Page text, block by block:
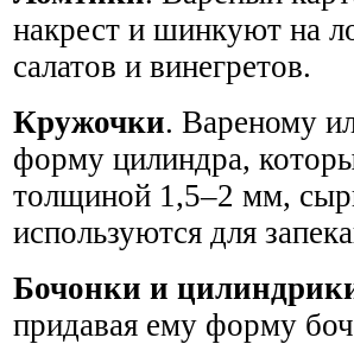
накрест и шинкуют на
салатов и винегретов.
Кружочки. Вареному
форму цилиндра,
толщиной 1,5–2 мм,
используются для
Бочонки и
придавая ему форму